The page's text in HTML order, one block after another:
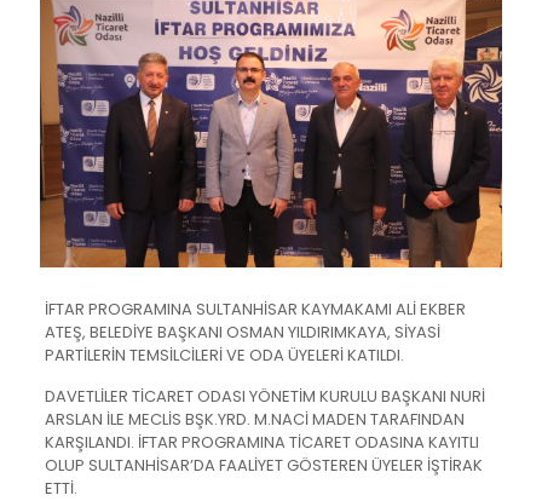
İFTAR PROGRAMINA SULTANHİSAR KAYMAKAMI ALİ EKBER
ATEŞ, BELEDİYE BAŞKANI OSMAN YILDIRIMKAYA, SİYASİ
PARTİLERİN TEMSİLCİLERİ VE ODA ÜYELERİ KATILDI.
DAVETLİLER TİCARET ODASI YÖNETİM KURULU BAŞKANI NURİ
ARSLAN İLE MECLİS BŞK.YRD. M.NACİ MADEN TARAFINDAN
KARŞILANDI. İFTAR PROGRAMINA TİCARET ODASINA KAYITLI
OLUP SULTANHİSAR’DA FAALİYET GÖSTEREN ÜYELER İŞTİRAK
ETTİ.